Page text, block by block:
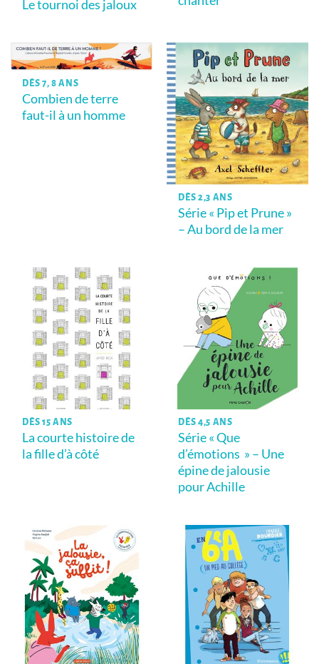
Le tournoi des jaloux
DÈS 7, 8 ANS
Combien de terre
faut-il à un homme
DÈS 2,3 ANS
Série « Pip et Prune »
– Au bord de la mer
DÈS 15 ANS
La courte histoire de
la fille d’à côté
DÈS 4,5 ANS
Série « Que
d’émotions » – Une
épine de jalousie
pour Achille